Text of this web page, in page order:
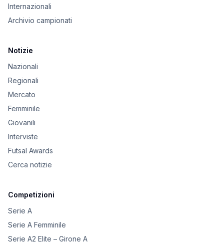
Internazionali
Archivio campionati
Notizie
Nazionali
Regionali
Mercato
Femminile
Giovanili
Interviste
Futsal Awards
Cerca notizie
Competizioni
Serie A
Serie A Femminile
Serie A2 Elite – Girone A